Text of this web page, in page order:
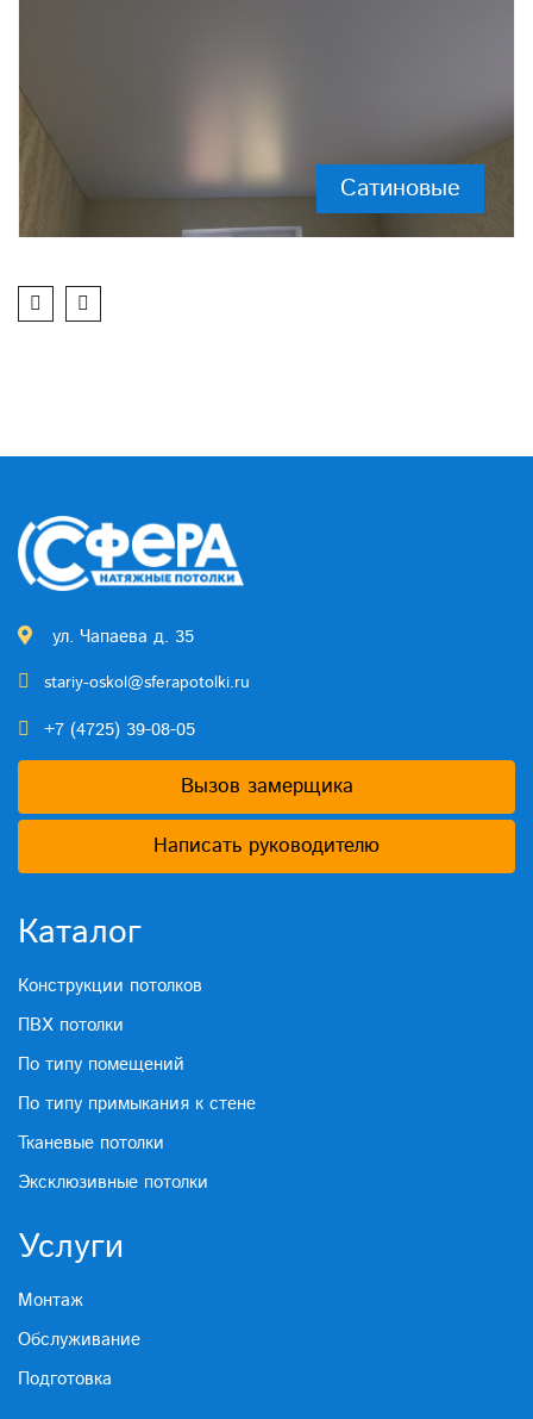
Сатиновые
ул. Чапаева д. 35
stariy-oskol@sferapotolki.ru
+7 (4725) 39-08-05
Вызов замерщика
Написать руководителю
Каталог
Конструкции потолков
ПВХ потолки
По типу помещений
По типу примыкания к стене
Тканевые потолки
Эксклюзивные потолки
Услуги
Монтаж
Обслуживание
Подготовка